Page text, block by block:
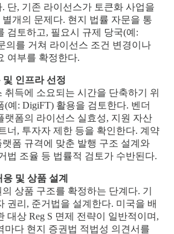
단, 기존 라이선스가 토큰화 사업을
개의 문제다. 현지 법률 자문을 통
검토하고, 필요시 규제 당국(예:
의를 거쳐 라이선스 조건 변경이나
여부를 확정한다.
인프라 선정
취득에 소요되는 시간을 단축하기 위
(예: DigiFT) 활용을 검토한다. 벤더
랫폼의 라이선스 실효성, 지원 자산
너, 투자자 제한 등을 확인한다. 계약
폼 규격에 맞춘 발행 구조 설계와
법 조율 등 법률적 검토가 수반된다.
및 상품 설계
상품 구조를 확정하는 단계다. 기
권리, 준거법을 설계한다. 미국을 배
대상 Reg S 면제 전략이 일반적이며,
마다 현지 증권법 적법성 의견서를